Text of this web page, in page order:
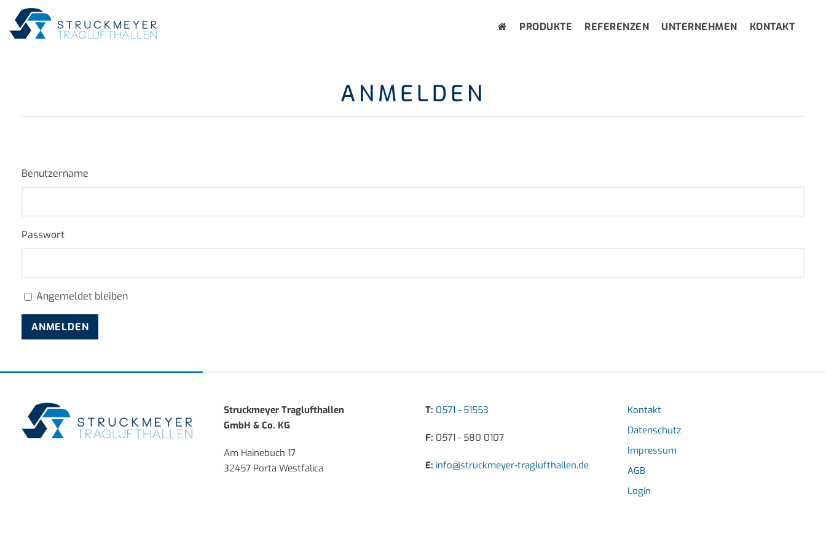
PRODUKTE REFERENZEN UNTERNEHMEN KONTAKT
ANMELDEN
Benutzername
Passwort
Angemeldet bleiben
ANMELDEN
Struckmeyer Traglufthallen
GmbH & Co. KG
Am Hainebuch 17
32457 Porta Westfalica
T: 0571 - 51553
F: 0571 - 580 0107
E: info@struckmeyer-traglufthallen.de
Kontakt
Datenschutz
Impressum
AGB
Login